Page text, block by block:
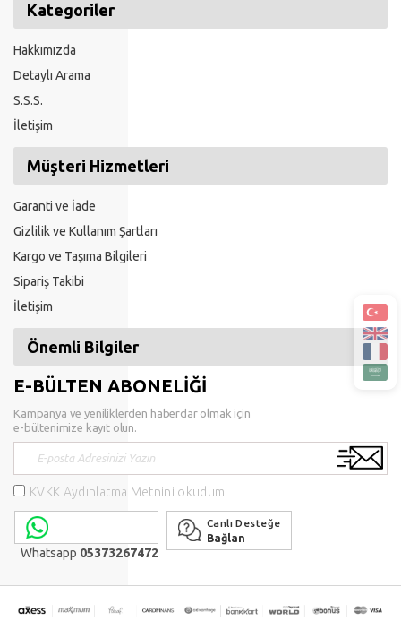
Kategoriler
Hakkımızda
Detaylı Arama
S.S.S.
İletişim
Müşteri Hizmetleri
Garanti ve İade
Gizlilik ve Kullanım Şartları
Kargo ve Taşıma Bilgileri
Sipariş Takibi
İletişim
Önemli Bilgiler
E-BÜLTEN ABONELİĞİ
Kampanya ve yeniliklerden haberdar olmak için
e-bültenimize kayıt olun.
KVKK Aydınlatma Metnini okudum
Whatsapp 05373267472
Canlı Desteğe
Bağlan